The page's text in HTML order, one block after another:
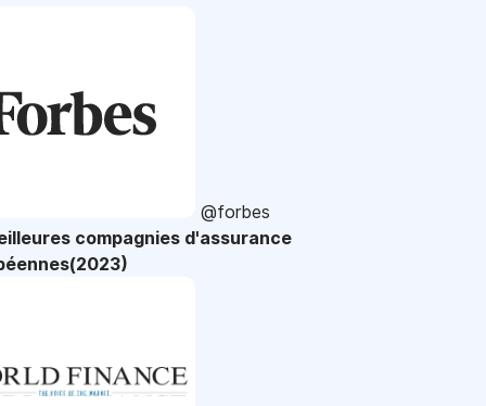
@forbes
compagnies d'assurance